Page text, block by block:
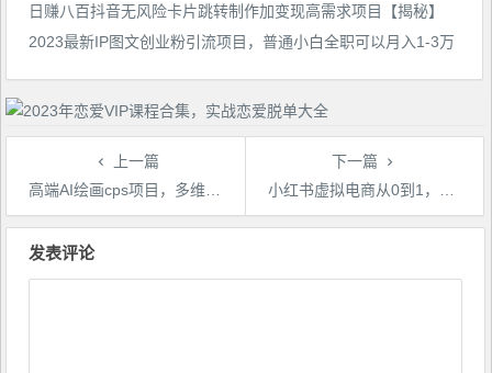
日赚八百抖音无风险卡片跳转制作加变现高需求项目【揭秘】
2023最新IP图文创业粉引流项目，普通小白全职可以月入1-3万
上一篇
高端AI绘画cps项目，多维度变现，小白也能轻松上手【揭秘】
下一篇
小红书虚拟电商从0到1，让你从小白到精英（20节实操课程）
文
发表评论